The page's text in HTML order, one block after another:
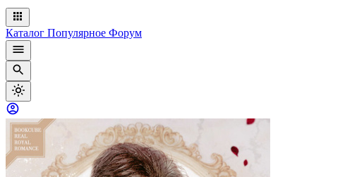
Каталог Популярное Форум